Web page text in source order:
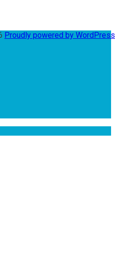
Proudly powered by